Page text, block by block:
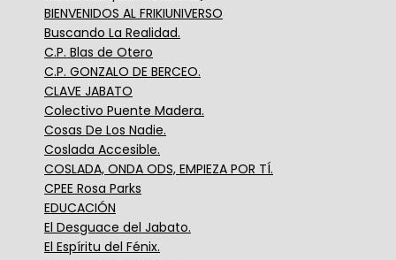
BIENVENIDOS AL FRIKIUNIVERSO
Buscando La Realidad.
C.P. Blas de Otero
C.P. GONZALO DE BERCEO.
CLAVE JABATO
Colectivo Puente Madera.
Cosas De Los Nadie.
Coslada Accesible.
COSLADA, ONDA ODS, EMPIEZA POR TÍ.
CPEE Rosa Parks
EDUCACIÓN
El Desguace del Jabato.
El Espíritu del Fénix.